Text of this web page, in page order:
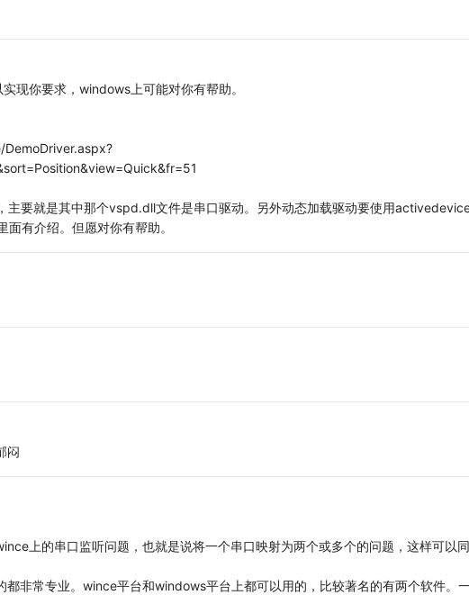
现你要求，windows上可能对你有帮助。
主要就是其中那个vspd.dll文件是串口驱动。另外动态加载驱动要使用
有介绍。但愿对你有帮助。
闷
上的串口监听问题，也就是说将一个串口映射为两个或多个的问题，这样可以
都非常专业。wince平台和windows平台上都可以用的，比较著名的有两个软件。